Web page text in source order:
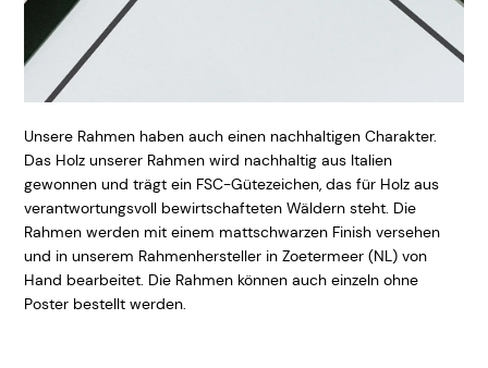
Unsere Rahmen haben auch einen nachhaltigen Charakter.
Das Holz unserer Rahmen wird nachhaltig aus Italien
gewonnen und trägt ein FSC-Gütezeichen, das für Holz aus
verantwortungsvoll bewirtschafteten Wäldern steht. Die
Rahmen werden mit einem mattschwarzen Finish versehen
und in unserem Rahmenhersteller in Zoetermeer (NL) von
Hand bearbeitet. Die Rahmen können auch einzeln ohne
Poster bestellt werden.